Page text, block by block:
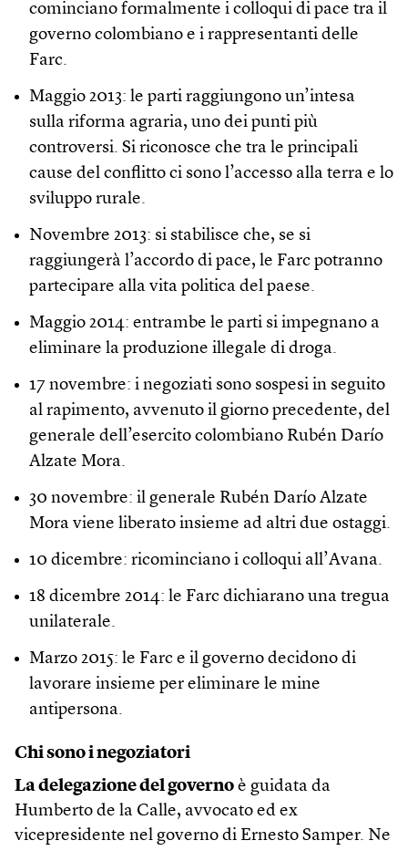
cominciano formalmente i colloqui di pace tra il
governo colombiano e i rappresentanti delle
Farc.
Maggio 2013: le parti raggiungono un’intesa
sulla riforma agraria, uno dei punti più
controversi. Si riconosce che tra le principali
cause del conflitto ci sono l’accesso alla terra e lo
sviluppo rurale.
Novembre 2013: si stabilisce che, se si
raggiungerà l’accordo di pace, le Farc potranno
partecipare alla vita politica del paese.
Maggio 2014: entrambe le parti si impegnano a
eliminare la produzione illegale di droga.
17 novembre: i negoziati sono sospesi in seguito
al rapimento, avvenuto il giorno precedente, del
generale dell’esercito colombiano Rubén Darío
Alzate Mora.
30 novembre: il generale Rubén Darío Alzate
Mora viene liberato insieme ad altri due ostaggi.
10 dicembre: ricominciano i colloqui all’Avana.
18 dicembre 2014: le Farc dichiarano una tregua
unilaterale.
Marzo 2015: le Farc e il governo decidono di
lavorare insieme per eliminare le mine
antipersona.
Chi sono i negoziatori
La delegazione del governo è guidata da
Humberto de la Calle, avvocato ed ex
vicepresidente nel governo di Ernesto Samper. Ne